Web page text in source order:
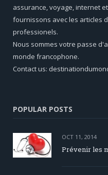
assurance, voyage, internet
fournissons avec les articles
professionels.
Nous sommes votre passe
monde francophone.
Contact us:
POPULAR POSTS
OCT 11, 2014
Prévenir les